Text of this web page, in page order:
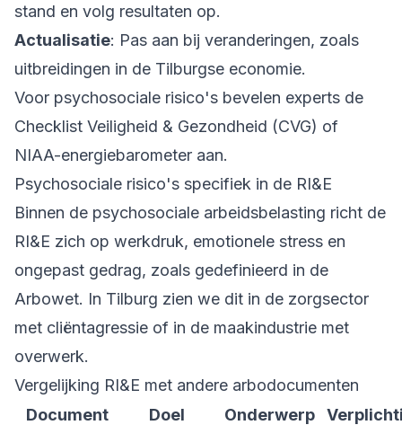
stand en volg resultaten op.
Actualisatie: Pas aan bij veranderingen, zoals
uitbreidingen in de Tilburgse economie.
Voor psychosociale risico's bevelen experts de
Checklist Veiligheid & Gezondheid (CVG) of
NIAA-energiebarometer aan.
Psychosociale risico's specifiek in de RI&E
Binnen de psychosociale arbeidsbelasting richt de
RI&E zich op werkdruk, emotionele stress en
ongepast gedrag, zoals gedefinieerd in de
Arbowet. In Tilburg zien we dit in de zorgsector
met cliëntagressie of in de maakindustrie met
overwerk.
Vergelijking RI&E met andere arbodocumenten
Document
Doel Onderwerp